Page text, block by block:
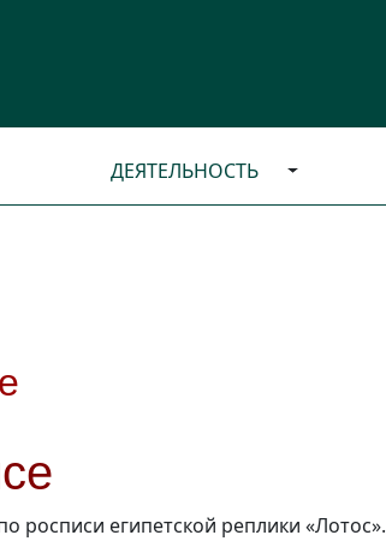
ДЕЯТЕЛЬНОСТЬ
росписи египетской реплики «Лотос».